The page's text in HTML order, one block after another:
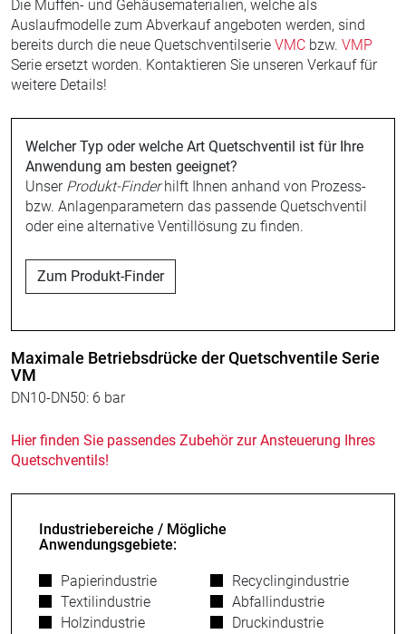
Die Muffen- und Gehäusematerialien, welche als
Auslaufmodelle zum Abverkauf angeboten werden, sind
bereits durch die neue Quetschventilserie VMC bzw. VMP
Serie ersetzt worden. Kontaktieren Sie unseren Verkauf für
weitere Details!
Welcher Typ oder welche Art Quetschventil ist für Ihre
Anwendung am besten geeignet?
Unser Produkt-Finderhilft Ihnen anhand von Prozess-
bzw. Anlagenparametern das passende Quetschventil
oder eine alternative Ventillösung zu finden.
Zum Produkt-Finder
Maximale Betriebsdrücke der Quetschventile Serie
VM
DN10-DN50: 6 bar
Hier finden Sie passendes Zubehör zur Ansteuerung Ihres
Quetschventils!
Industriebereiche / Mögliche
Anwendungsgebiete:
Papierindustrie
Textilindustrie
Holzindustrie
Recyclingindustrie
Abfallindustrie
Druckindustrie